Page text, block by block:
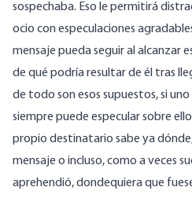
sospechaba. Eso le permitirá
ocio con especulaciones
mensaje pueda seguir al alcanzar
de qué podría resultar de él tras
de todo son esos supuestos, si
siempre puede especular sobre
propio destinatario sabe ya
mensaje o incluso, como a veces
aprehendió, dondequiera que